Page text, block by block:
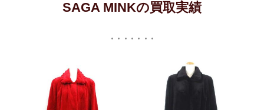
SAGA MINKの買取実績